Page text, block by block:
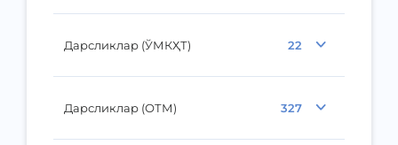
Дарсликлар (ЎМКҲТ) 22
Дарсликлар (ОТМ) 327